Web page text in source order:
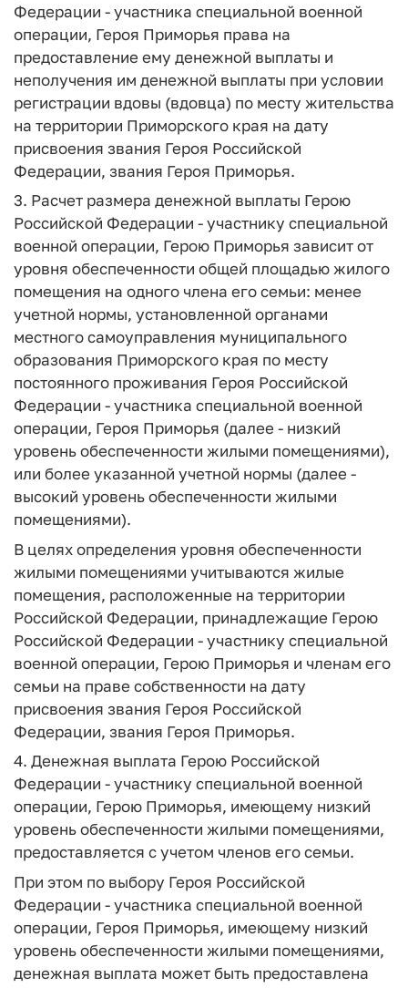
Федерации - участника специальной военной
операции, Героя Приморья права на
предоставление ему денежной выплаты и
неполучения им денежной выплаты при условии
регистрации вдовы (вдовца) по месту жительства
на территории Приморского края на дату
присвоения звания Героя Российской
Федерации, звания Героя Приморья.
3. Расчет размера денежной выплаты Герою
Российской Федерации - участнику специальной
военной операции, Герою Приморья зависит от
уровня обеспеченности общей площадью жилого
помещения на одного члена его семьи: менее
учетной нормы, установленной органами
местного самоуправления муниципального
образования Приморского края по месту
постоянного проживания Героя Российской
Федерации - участника специальной военной
операции, Героя Приморья (далее - низкий
уровень обеспеченности жилыми помещениями),
или более указанной учетной нормы (далее -
высокий уровень обеспеченности жилыми
помещениями).
В целях определения уровня обеспеченности
жилыми помещениями учитываются жилые
помещения, расположенные на территории
Российской Федерации, принадлежащие Герою
Российской Федерации - участнику специальной
военной операции, Герою Приморья и членам его
семьи на праве собственности на дату
присвоения звания Героя Российской
Федерации, звания Героя Приморья.
4. Денежная выплата Герою Российской
Федерации - участнику специальной военной
операции, Герою Приморья, имеющему низкий
уровень обеспеченности жилыми помещениями,
предоставляется с учетом членов его семьи.
При этом по выбору Героя Российской
Федерации - участника специальной военной
операции, Героя Приморья, имеющему низкий
уровень обеспеченности жилыми помещениями,
денежная выплата может быть предоставлена